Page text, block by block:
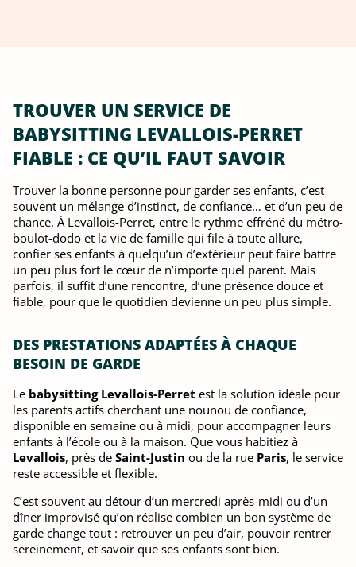
TROUVER UN SERVICE DE
BABYSITTING LEVALLOIS-PERRET
FIABLE : CE QU’IL FAUT SAVOIR
Trouver la bonne personne pour garder ses enfants, c’est
souvent un mélange d’instinct, de confiance… et d’un peu de
chance. À Levallois-Perret, entre le rythme effréné du métro-
boulot-dodo et la vie de famille qui file à toute allure,
confier ses enfants à quelqu’un d’extérieur peut faire battre
un peu plus fort le cœur de n’importe quel parent. Mais
parfois, il suffit d’une rencontre, d’une présence douce et
fiable, pour que le quotidien devienne un peu plus simple.
DES PRESTATIONS ADAPTÉES À CHAQUE
BESOIN DE GARDE
Le babysitting Levallois-Perret est la solution idéale pour
les parents actifs cherchant une nounou de confiance,
disponible en semaine ou à midi, pour accompagner leurs
enfants à l’école ou à la maison. Que vous habitiez à
Levallois, près de Saint-Justin ou de la rue Paris, le service
reste accessible et flexible.
C’est souvent au détour d’un mercredi après-midi ou d’un
dîner improvisé qu’on réalise combien un bon système de
garde change tout : retrouver un peu d’air, pouvoir rentrer
sereinement, et savoir que ses enfants sont bien.